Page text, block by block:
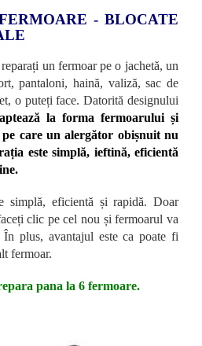
- BLOCATE
un fermoar pe o jachetă, un
pantaloni, haină, valiză, sac de
o puteți face. Datorită designului
la forma fermoarului și
care un alergător obișnuit nu
este simplă, ieftină, eficientă
simplă, eficientă și rapidă. Doar
clic pe cel nou și fermoarul va
plus, avantajul este ca poate fi
fermoar.
pana la 6 fermoare.